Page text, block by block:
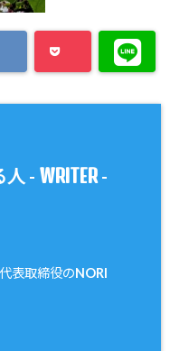
人 - WRITER-
表取締役のNORI